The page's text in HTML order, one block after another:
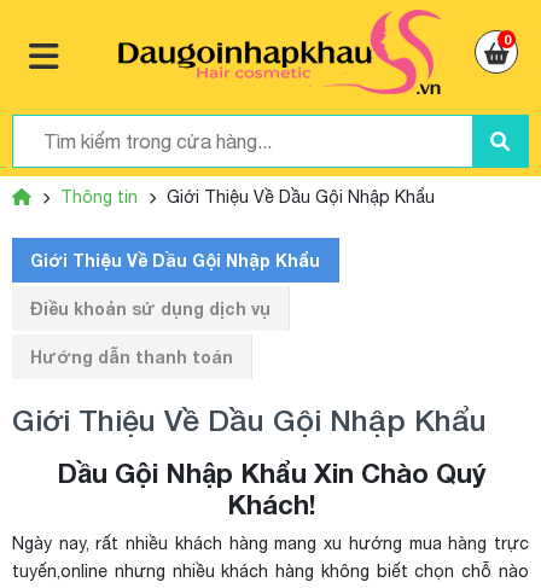
0
Thông tin Giới Thiệu Về Dầu Gội Nhập Khẩu
Giới Thiệu Về Dầu Gội Nhập Khẩu
Điều khoản sử dụng dịch vụ
Hướng dẫn thanh toán
Giới Thiệu Về Dầu Gội Nhập Khẩu
Dầu Gội Nhập Khẩu Xin Chào Quý
Khách!
Ngày nay, rất nhiều khách hàng mang xu hướng mua hàng trực
tuyến,online nhưng nhiều khách hàng không biết chọn chỗ nào